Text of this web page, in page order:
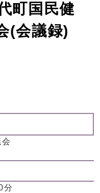
町国民健
(会議録)
分